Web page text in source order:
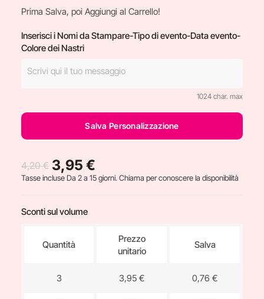
Prima Salva, poi Aggiungi al Carrello!
Inserisci i Nomi da Stampare-Tipo di evento-Data evento-
Colore dei Nastri
1024 char. max
Salva Personalizzazione
4,20 € 3,95 €
Tasse incluseDa 2 a 15 giorni. Chiama per conoscere la disponibilità
Sconti sul volume
Quantità
Prezzo
unitario
Salva
3 3,95 € 0,76 €